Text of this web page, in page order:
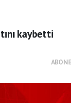
kaybetti